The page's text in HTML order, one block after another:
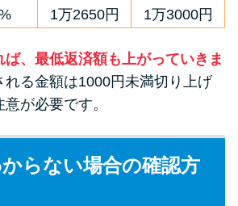
1万2650円 1万3000円
、最低返済額も上がっていきま
れる金額は1000円未満切り上げ
が必要です。
らない場合の確認方